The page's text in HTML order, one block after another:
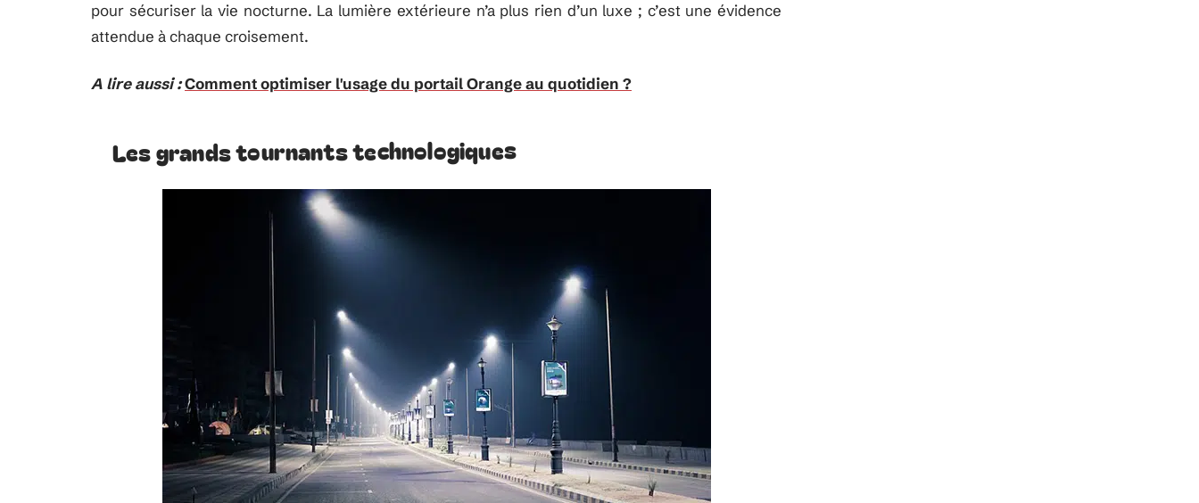
pour sécuriser la vie nocturne. La lumière extérieure n’a plus rien d’un luxe ; c’est une évidence
attendue à chaque croisement.
A lire aussi :Comment optimiser l'usage du portail Orange au quotidien ?
Les grands tournants technologiques